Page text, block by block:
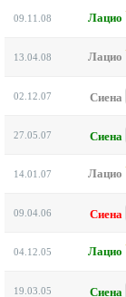
09.11.08 Лацио
13.04.08 Лацио
02.12.07 Сиена
27.05.07 Сиена
14.01.07 Лацио
09.04.06 Сиена
04.12.05 Лацио
19.03.05 Сиена